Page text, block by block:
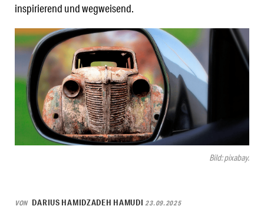
Bild: pixabay.
inspirierend und wegweisend.
VON DARIUS HAMIDZADEH HAMUDI 23.09.2025